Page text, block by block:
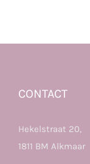
CONTACT
Hekelstraat 20,
1811 BM Alkmaar